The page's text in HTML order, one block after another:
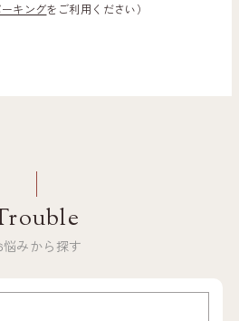
キングをご利用ください）
悩みから探す